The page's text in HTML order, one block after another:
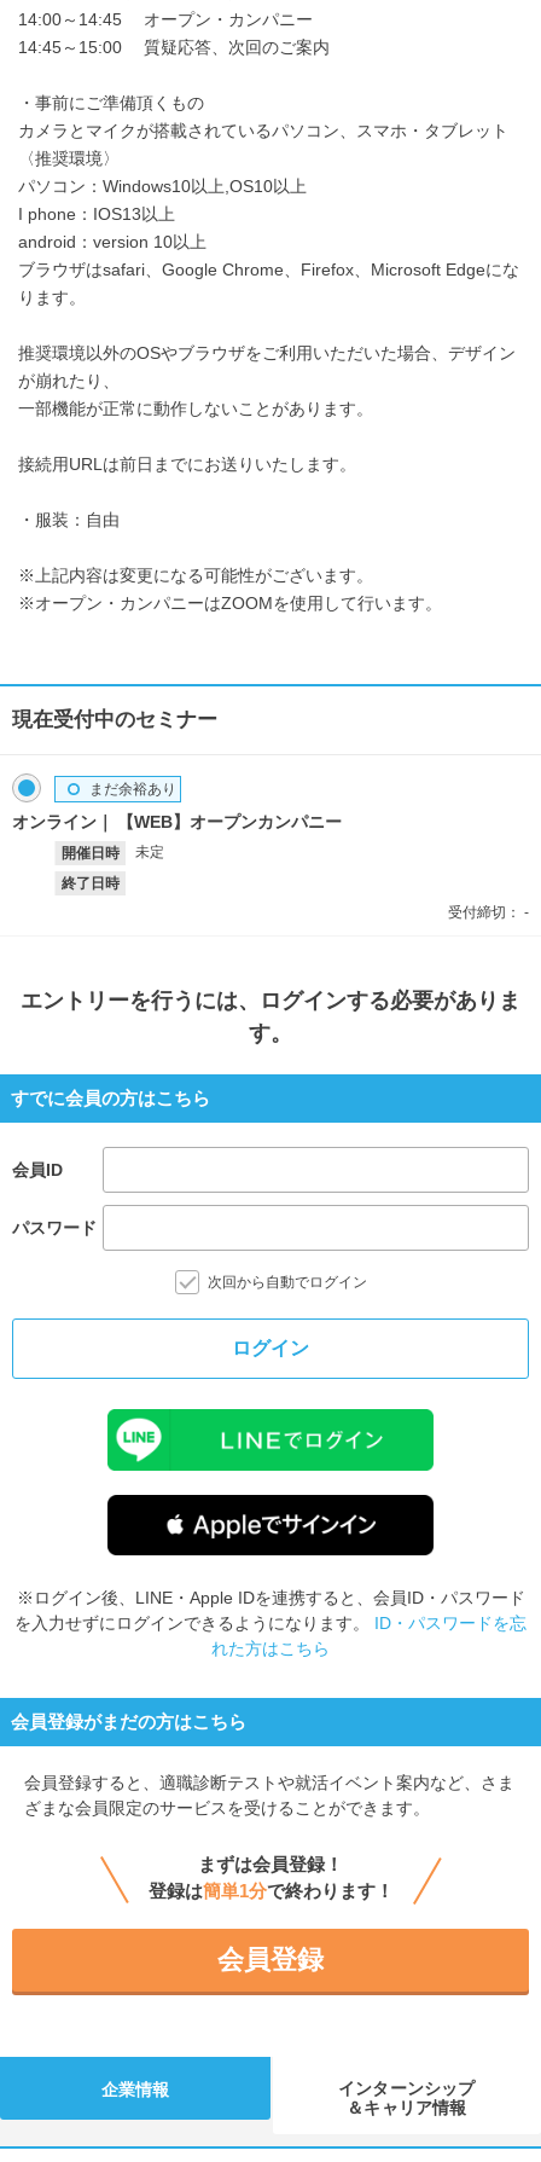
14:00～14:45 オープン・カンパニー
14:45～15:00 質疑応答、次回のご案内
・事前にご準備頂くもの
カメラとマイクが搭載されているパソコン、スマホ・タブレット
〈推奨環境〉
パソコン：Windows10以上,OS10以上
I phone：IOS13以上
android：version 10以上
ブラウザはsafari、Google Chrome、Firefox、Microsoft Edgeにな
ります。
推奨環境以外のOSやブラウザをご利用いただいた場合、デザイン
が崩れたり、
一部機能が正常に動作しないことがあります。
接続用URLは前日までにお送りいたします。
・服装：自由
※上記内容は変更になる可能性がございます。
※オープン・カンパニーはZOOMを使用して行います。
現在受付中のセミナー
オンライン 【WEB】オープンカンパニー
開催日時
未定
終了日時
まだ余裕あり
受付締切： -
エントリーを行うには、ログインする必要がありま
す。
すでに会員の方はこちら
会員ID
パスワード
次回から自動でログイン
ログイン
※ログイン後、LINE・Apple IDを連携すると、会員ID・パスワード
を入力せずにログインできるようになります。 ID・パスワードを忘
れた方はこちら
会員登録がまだの方はこちら
会員登録すると、 適職診断テストや就活イベント案内など、さま
ざまな会員限定のサービスを受けることができます。
まずは会員登録！
登録は簡単1分で終わります！
会員登録
企業情報
インターンシップ
＆キャリア情報